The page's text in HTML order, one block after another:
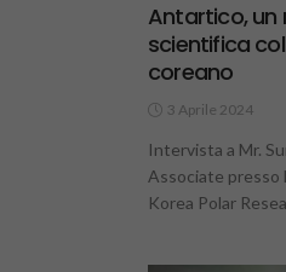
Antartico, un
scientifica
coreano
3 Aprile 2024
Intervista a Mr.
Associate presso
Korea Polar